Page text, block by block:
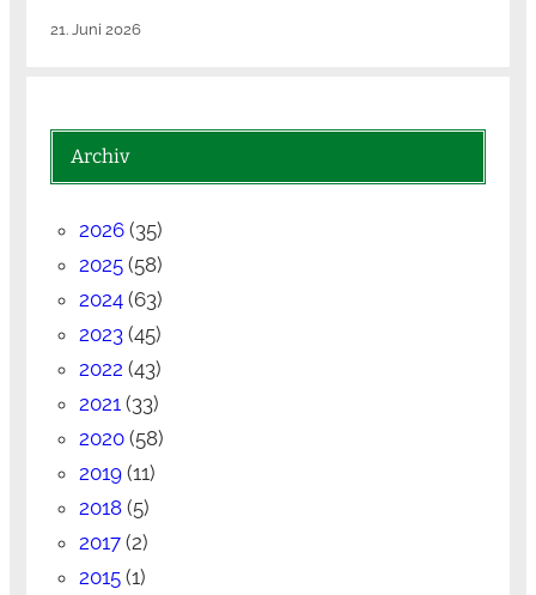
21. Juni 2026
Archiv
2026(35)
2025(58)
2024(63)
2023(45)
2022 (43)
2021(33)
2020(58)
2019(11)
2018(5)
2017(2)
2015(1)